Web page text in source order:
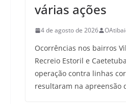
várias ações
4 de agosto de 2026
Ocorrências nos bairros
Recreio Estoril e
operação contra linhas
resultaram na apreensão